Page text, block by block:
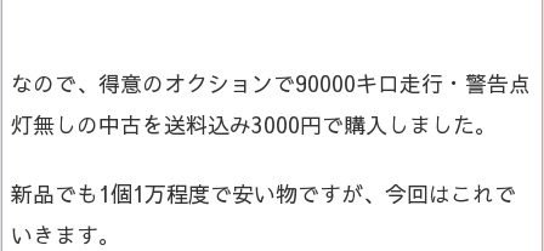
なので、得意のオクションで90000キロ走行・警告点
灯無しの中古を送料込み3000円で購入しました。
新品でも1個1万程度で安い物ですが、今回はこれで
いきます。